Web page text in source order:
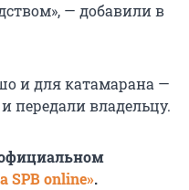
— добавили в
и для катамарана —
передали владельцу.
SPB online».